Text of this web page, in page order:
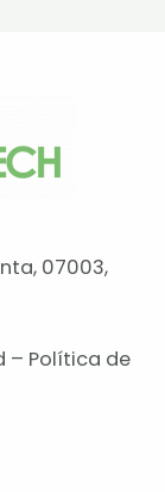
07003,
– Política de